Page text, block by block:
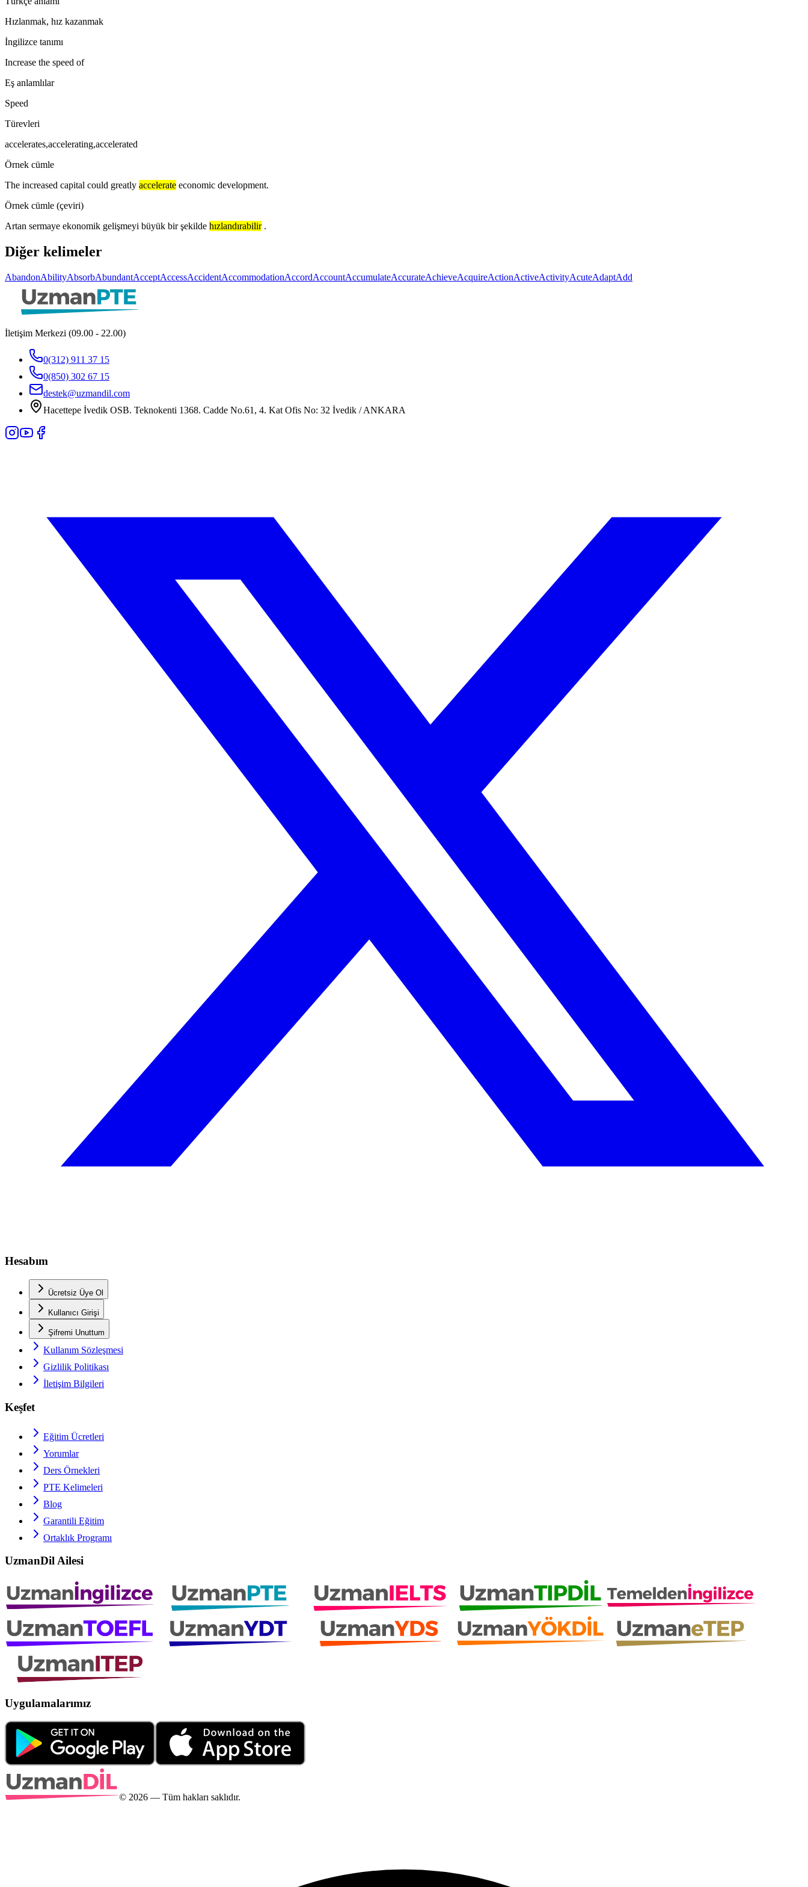
Hızlanmak, hız kazanmak
İngilizce tanımı
Increase the speed of
Eş anlamlılar
Speed
Türevleri
accelerates,accelerating,accelerated
Örnek cümle
The increased capital could greatly accelerate economic development.
Örnek cümle (çeviri)
Artan sermaye ekonomik gelişmeyi büyük bir şekilde hızlandırabilir .
Diğer kelimeler
AbandonAbilityAbsorbAbundantAcceptAccessAccidentAccommodationAccordAccountAccumulateAccurateAchieveAcquireActionActiveActivityAcuteAdaptAdd
İletişim Merkezi (09.00 - 22.00)
0(312) 911 37 15
0(850) 302 67 15
destek@uzmandil.com
Hacettepe İvedik OSB. Teknokenti 1368. Cadde No.61, 4. Kat Ofis No: 32 İvedik / ANKARA
Hesabım
Ücretsiz Üye Ol
Kullanıcı Girişi
Şifremi Unuttum
Kullanım Sözleşmesi
Gizlilik Politikası
İletişim Bilgileri
Keşfet
Eğitim Ücretleri
Yorumlar
Ders Örnekleri
PTE Kelimeleri
Blog
Garantili Eğitim
Ortaklık Programı
UzmanDil Ailesi
Uygulamalarımız
© 2026 — Tüm hakları saklıdır.